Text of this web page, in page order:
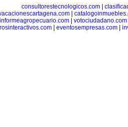
consultorestecnologicos.com
informeagropecuario.com| votociudadano.com
| eventosempresas.com|